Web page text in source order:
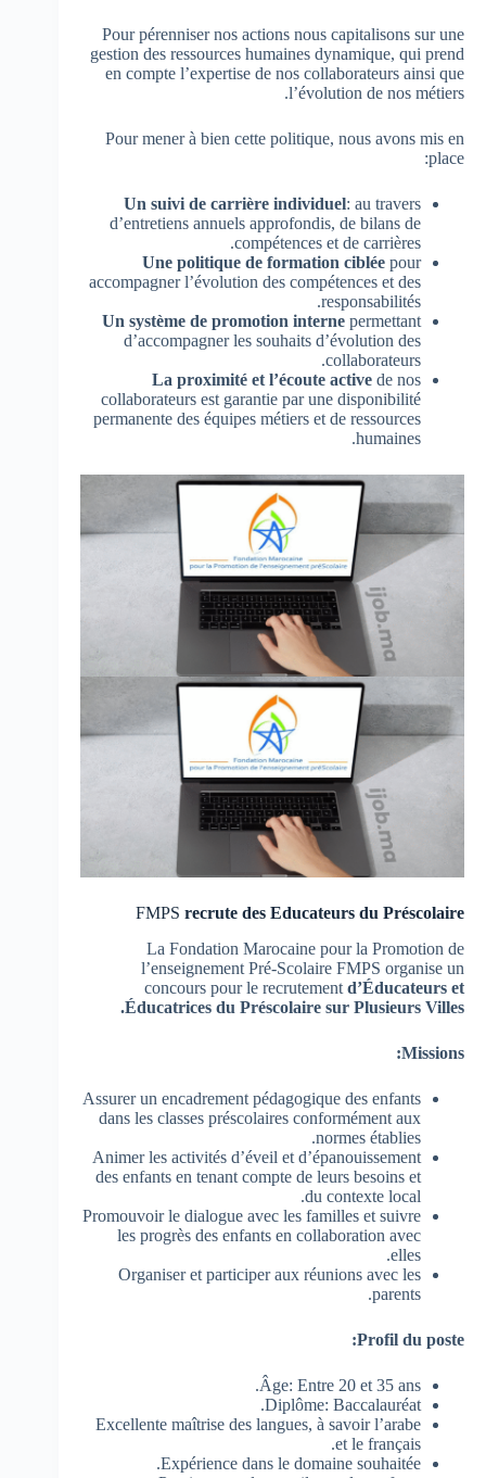
Pour pérenniser nos actions nous capitalisons sur une
gestion des ressources humaines dynamique, qui prend
en compte l’expertise de nos collaborateurs ainsi que
l’évolution de nos métiers.
Pour mener à bien cette politique, nous avons mis en
place:
Un suivi de carrière individuel: au travers
d’entretiens annuels approfondis, de bilans de
compétences et de carrières.
Une politique de formation ciblée pour
accompagner l’évolution des compétences et des
responsabilités.
Un système de promotion interne permettant
d’accompagner les souhaits d’évolution des
collaborateurs.
La proximité et l’écoute active de nos
collaborateurs est garantie par une disponibilité
permanente des équipes métiers et de ressources
humaines.
FMPS recrute des Educateurs du Préscolaire
La Fondation Marocaine pour la Promotion de
l’enseignement Pré-Scolaire FMPS organise un
concours pour le recrutement d’Éducateurs et
Éducatrices du Préscolaire sur Plusieurs Villes.
Missions:
Assurer un encadrement pédagogique des enfants
dans les classes préscolaires conformément aux
normes établies.
Animer les activités d’éveil et d’épanouissement
des enfants en tenant compte de leurs besoins et
du contexte local.
Promouvoir le dialogue avec les familles et suivre
les progrès des enfants en collaboration avec
elles.
Organiser et participer aux réunions avec les
parents.
Profil du poste:
Âge: Entre 20 et 35 ans.
Diplôme: Baccalauréat.
Excellente maîtrise des langues, à savoir l’arabe
et le français.
Expérience dans le domaine souhaitée.